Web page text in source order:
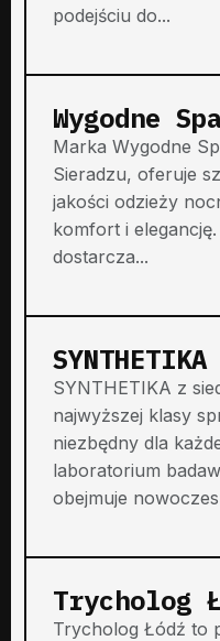
podejściu do...
Wygodne
Marka Wygodne
Sieradzu, oferuje
jakości odzieży
komfort i
dostarcza...
SYNTHETIKA
SYNTHETIKA z
najwyższej klasy
niezbędny dla
laboratorium
obejmuje
Trycholog
Trycholog Łódź to